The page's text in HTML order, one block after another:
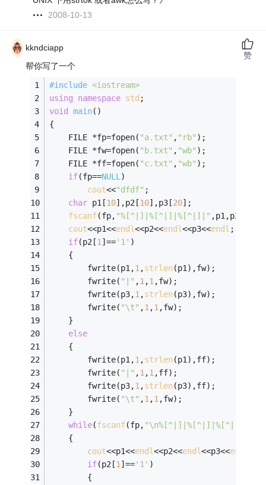
2008-10-13
kkndciapp
帮你写了一个
#include <iostream>
using
namespace std ;
void
main()
{
	FILE *fp=fopen(
"a.txt" , "rb" );
	FILE *fw=fopen(
"b.txt" , "wb" );
	FILE *ff=fopen(
"c.txt" , "wb" );
if(fp==NULL)
cout<<"dfdf" ;
char p1[10],p2[10],p3[20];
fscanf(fp, "%[^|]|%[^|]|%[^|]|" ,p1,p2,p3);
cout<<p1<<endl<<p2<<endl<<p3<<endl ;
if(p2[1]=='1' )
	{
		fwrite(p1,
1,strlen(p1),fw);
		fwrite(
"|" ,1,1,fw);
		fwrite(p3,
1,strlen(p3),fw);
		fwrite(
"\t" ,1,1,fw);
	}
else
	{
		fwrite(p1,
1,strlen(p1),ff);
		fwrite(
"|" ,1,1,ff);
		fwrite(p3,
1,strlen(p3),ff);
		fwrite(
"\t" ,1,1,fw);
	}
while(fscanf(fp, "\n%[^|]|%[^|]|%[^|]|"
cout<<p1<<endl<<p2<<endl<<p3<<endl
if(p2[1]=='1' )
		{
赞